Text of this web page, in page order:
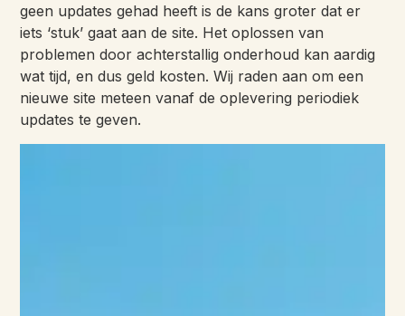
geen updates gehad heeft is de kans groter dat er
iets ‘stuk’ gaat aan de site. Het oplossen van
problemen door achterstallig onderhoud kan aardig
wat tijd, en dus geld kosten. Wij raden aan om een
nieuwe site meteen vanaf de oplevering periodiek
updates te geven.